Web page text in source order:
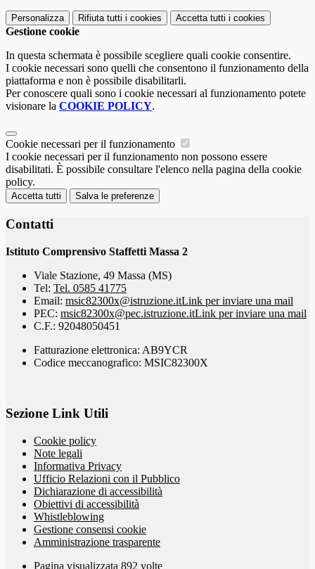
Personalizza Rifiuta tutti i cookies Accetta tutti i cookies
Gestione cookie
In questa schermata è possibile scegliere quali cookie consentire.
I cookie necessari sono quelli che consentono il funzionamento della
piattaforma e non è possibile disabilitarli.
Per conoscere quali sono i cookie necessari al funzionamento potete
visionare la COOKIE POLICY.
Cookie necessari per il funzionamento
I cookie necessari per il funzionamento non possono essere
disabilitati. È possibile consultare l'elenco nella pagina della cookie
policy.
Accetta tutti Salva le preferenze
Contatti
Istituto Comprensivo Staffetti Massa 2
Viale Stazione, 49 Massa (MS)
Tel: Tel. 0585 41775
Email: msic82300x@istruzione.itLink per inviare una mail
PEC: msic82300x@pec.istruzione.itLink per inviare una mail
C.F.: 92048050451
Fatturazione elettronica: AB9YCR
Codice meccanografico: MSIC82300X
Sezione Link Utili
Cookie policy
Note legali
Informativa Privacy
Ufficio Relazioni con il Pubblico
Dichiarazione di accessibilità
Obiettivi di accessibilità
Whistleblowing
Gestione consensi cookie
Amministrazione trasparente
Pagina visualizzata 892 volte